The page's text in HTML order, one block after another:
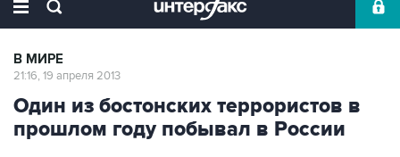
В МИРЕ
21:16, 19 апреля 2013
Один из бостонских террористов в
прошлом году побывал в России